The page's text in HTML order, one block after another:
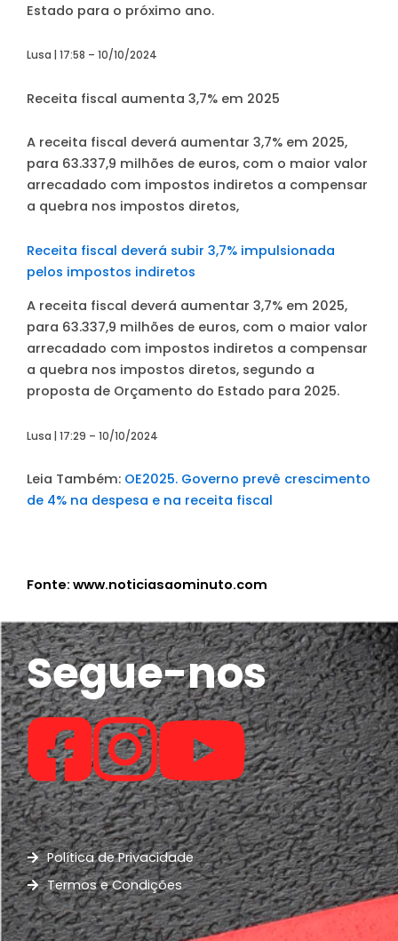
Estado para o próximo ano.
Lusa | 17:58 – 10/10/2024
Receita fiscal aumenta 3,7% em 2025
A receita fiscal deverá aumentar 3,7% em 2025,
para 63.337,9 milhões de euros, com o maior valor
arrecadado com impostos indiretos a compensar
a quebra nos impostos diretos,
Receita fiscal deverá subir 3,7% impulsionada
pelos impostos indiretos
A receita fiscal deverá aumentar 3,7% em 2025,
para 63.337,9 milhões de euros, com o maior valor
arrecadado com impostos indiretos a compensar
a quebra nos impostos diretos, segundo a
proposta de Orçamento do Estado para 2025.
Lusa | 17:29 – 10/10/2024
Leia Também: OE2025. Governo prevê crescimento
de 4% na despesa e na receita fiscal
Fonte: www.noticiasaominuto.com
Segue-nos
Política de Privacidade
Termos e Condições